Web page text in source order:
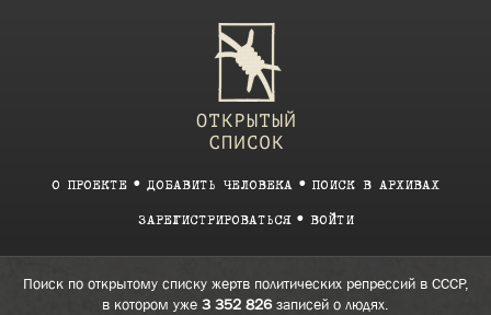
О ПРОЕКТЕ ДОБАВИТЬ ЧЕЛОВЕКА ПОИСК В АРХИВАХ
ЗАРЕГИСТРИРОВАТЬСЯ ВОЙТИ
Поиск по открытому списку жертв политических репрессий в СССР,
в котором уже 3 352 826записей о людях.